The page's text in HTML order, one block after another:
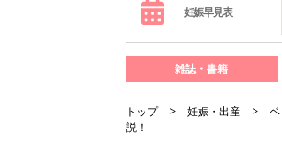
妊娠早見表
雑誌・書籍
トップ 妊娠・出産
説！